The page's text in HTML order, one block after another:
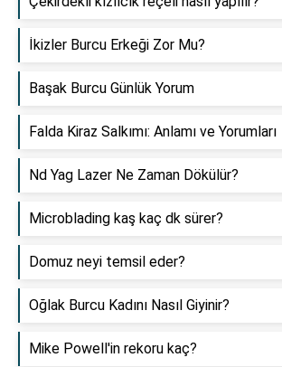
İkizler Burcu Erkeği Zor Mu?
Başak Burcu Günlük Yorum
Falda Kiraz Salkımı: Anlamı ve Yorumları
Nd Yag Lazer Ne Zaman Dökülür?
Microblading kaş kaç dk sürer?
Domuz neyi temsil eder?
Oğlak Burcu Kadını Nasıl Giyinir?
Mike Powell'in rekoru kaç?